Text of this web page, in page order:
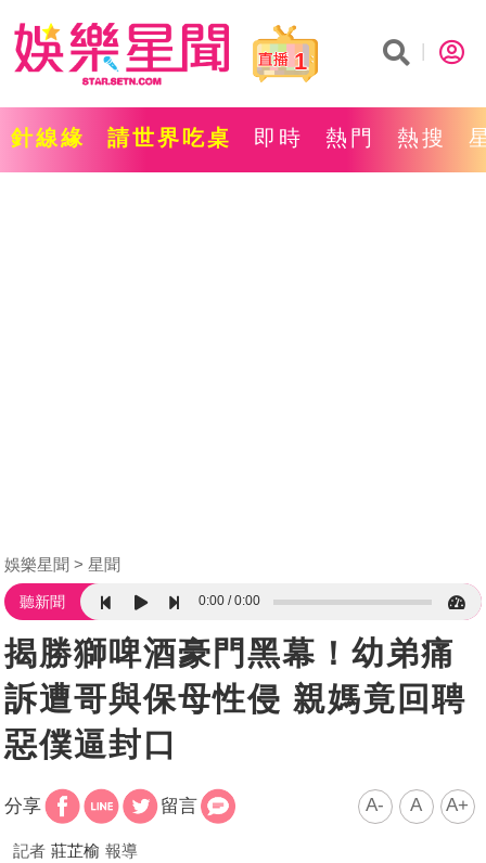
1
針線緣 請世界吃桌 即時 熱門 熱搜
娛樂星聞 星聞
聽新聞 0:00 0:00
揭勝獅啤酒豪門黑幕！幼弟痛
訴遭哥與保母性侵 親媽竟回聘
惡僕逼封口
分享 留言 A- A A+
記者 莊芷榆 報導